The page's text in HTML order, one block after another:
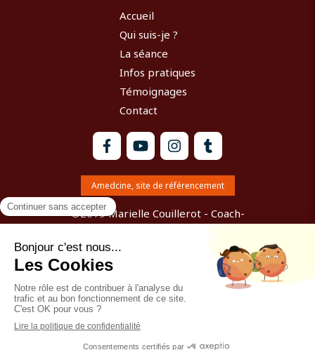
Accueil
Qui suis-je ?
La séance
Infos pratiques
Témoignages
Contact
Amedcine, site de référencement
©2019 Marielle Couillerot - Coach-
Accompagnatrice du changement avec la
communication psycho vibratoire Chartres
Mentions légales